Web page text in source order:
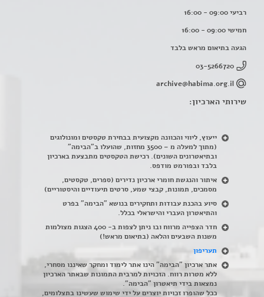
רביעי 09:00 - 16:00
חמישי 09:00 - 16:00
הגעה בתיאום מראש בלבד
03-5266720
archive@habima.org.il
שירותי הארכיון:
ייעוץ, ליווי והכוונה מקצועית בבחירת טקסטים ומונולוגים
(מתוך למעלה מ – 3500 מחזות, שהועלו ב"הבימה"
ובתיאטרונים השונים). רכישת הטקסטים מתבצעת בארכיון
בלבד ובפורמט מודפס.
איתור והנגשת חומרי ארכיון נדירים (ספרים, טקסטים,
מסמכים, תמונות, קבצי שמע, סרטים תיעודיים והיסטוריים)
סיוע בהכנת עבודות ותחקירים בנושא "הבימה" בפרט
והתיאטרון העברי והישראלי בכלל.
חדר הצפייה מרווח ובו ניתן לצפות ב- 400 הצגות מצולמות
משנות השבעים והלאה (בתיאום מראש!)
תעריפון
אתר ארכיון "הבימה" הינו אתר לימוד ומחקר שאיננו מסחרי,
ללא מטרות רווח. הזכויות למרבית התמונות שבאתר הארכיון
נמצאות בידי תיאטרון "הבימה".
ככל שהופרו זכויות יוצרים על ידי שימוש שעשינו בתצלומים,